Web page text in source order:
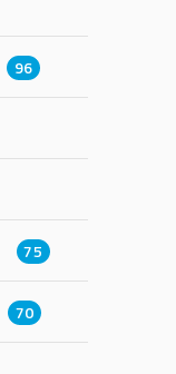
96
75
70